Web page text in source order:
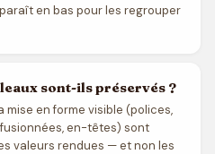
en bas pour les regrouper
sont-ils préservés ?
mise en forme visible (polices,
en-têtes) sont
valeurs rendues — et non les